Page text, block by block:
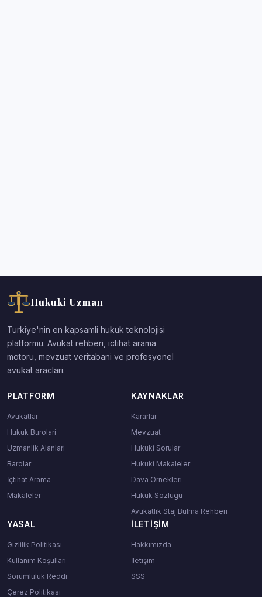
Hukuki Uzman
Turkiye'nin en kapsamli hukuk teknolojisi
platformu. Avukat rehberi, ictihat arama
motoru, mevzuat veritabani ve profesyonel
avukat araclari.
PLATFORM
Avukatlar
Hukuk Burolari
Uzmanlik Alanlari
Barolar
İçtihat Arama
Makaleler
KAYNAKLAR
Kararlar
Mevzuat
Hukuki Sorular
Hukuki Makaleler
Dava Ornekleri
Hukuk Sozlugu
Avukatlık Staj Bulma Rehberi
YASAL
Gizlilik Politikası
Kullanım Koşulları
Sorumluluk Reddi
Çerez Politikası
İLETIŞIM
Hakkımızda
İletişim
SSS